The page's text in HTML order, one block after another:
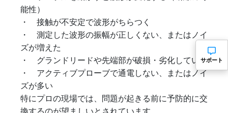
能性）
・ 接触が不安定で波形がちらつく
・ 測定した波形の振幅が正しくない、またはノイ
ズが増えた
・ グランドリードや先端部が破損・劣化している
・ アクティブプローブで通電しない、またはノイ
ズが多い
特にプロの現場では、問題が起きる前に予防的に交
換するのが望ましいとされています。
サポート